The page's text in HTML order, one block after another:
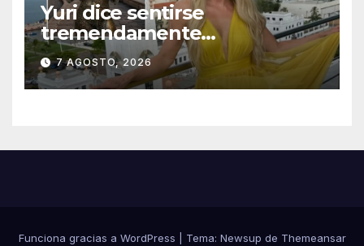
Yuri dice sentirse
tremendamente
emocionada sobre su estatua
que le harán en Veracruz
7 AGOSTO, 2026
Funciona gracias a WordPress Tema: Newsup de Themeansar